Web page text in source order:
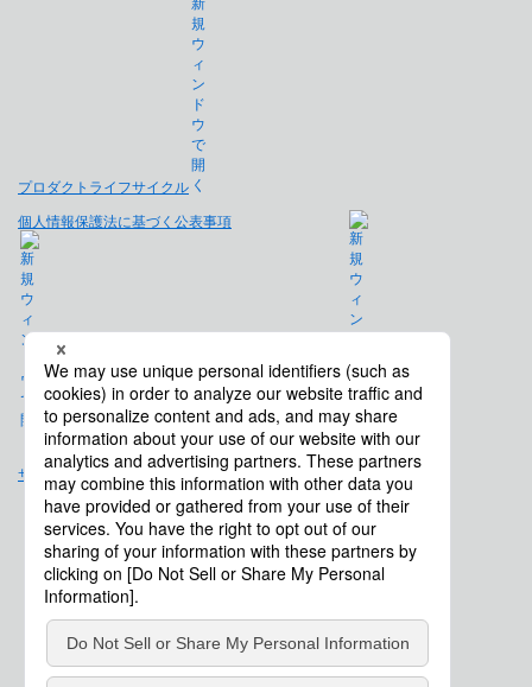
プロダクトライフサイクル
個人情報保護法に基づく公表事項
免責事項
サイトマップ
会社概要